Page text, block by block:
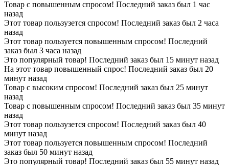
Товар с повышенным спросом! Последний заказ был 1 час
назад
Этот товар пользузется спросом! Последний заказ был 2 часа
назад
Этот товар пользуется повышенным спросом! Последний
заказ был 3 часа назад
Это популярный товар! Последний заказ был 15 минут назад
На этот товар повышенный спрос! Последний заказ был 20
минут назад
Товар с высоким спросом! Последний заказ был 25 минут
назад
Товар с повышенным спросом! Последний заказ был 35 минут
назад
Этот товар пользузется спросом! Последний заказ был 40
минут назад
Этот товар пользуется повышенным спросом! Последний
заказ был 50 минут назад
Это популярный товар! Последний заказ был 55 минут назад